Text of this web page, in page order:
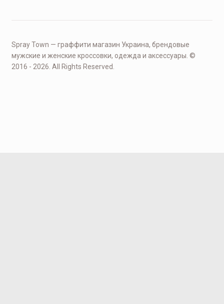
Spray Town — граффити магазин Украина, брендовые
мужские и женские кроссовки, одежда и аксессуары. ©
2016 - 2026. All Rights Reserved.